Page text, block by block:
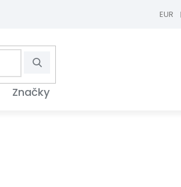
EUR
Hľadať
Značky